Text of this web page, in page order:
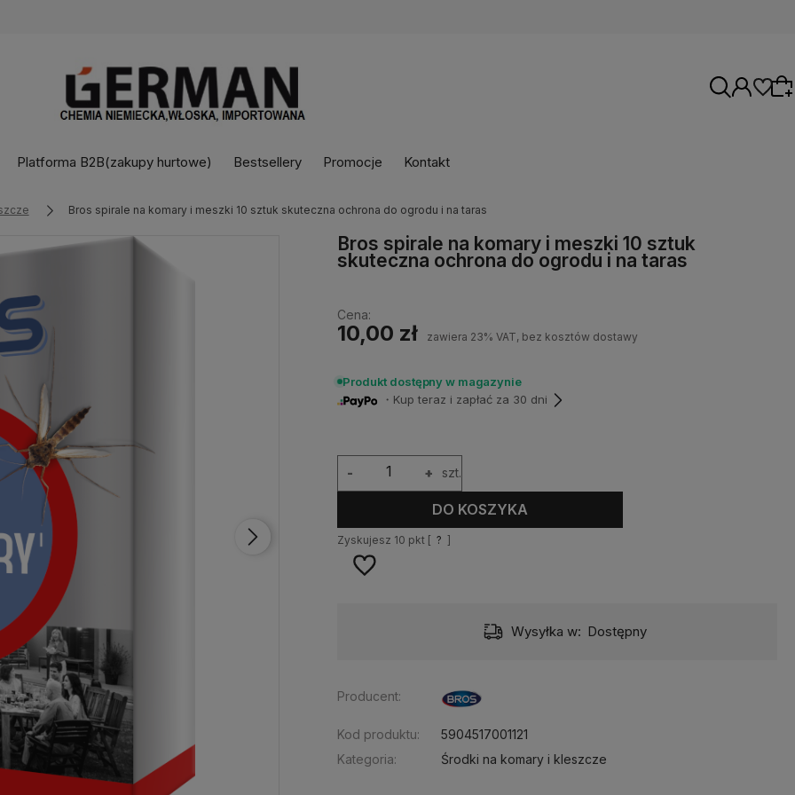
oferty lub zaloguj się, aby przywrócić dodane
produkty do listy z poprzedniej sesji.
Platforma B2B(zakupy hurtowe) Bestsellery Promocje Kontakt
Bros spirale na komary i meszki 10 sztuk skuteczna ochrona do ogrodu i na taras
Bros spirale na komary i meszki 10 sztuk
skuteczna ochrona do ogrodu i na taras
Cena:
10,00 zł zawiera 23% VAT, bez kosztów dostawy
Produkt dostępny w magazynie
・Kup teraz i zapłać za 30 dni
+
- szt.
DO KOSZYKA
Zyskujesz 10 pkt [ ? ]
Dostępność: Wysyłka w: Dostępny
Producent:
Kod produktu:
5904517001121
Kategoria:
Środki na komary i kleszcze